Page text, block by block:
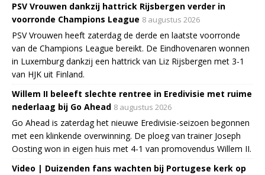
PSV Vrouwen dankzij hattrick Rijsbergen verder in
voorronde Champions League 8 augustus 2026
PSV Vrouwen heeft zaterdag de derde en laatste voorronde
van de Champions League bereikt. De Eindhovenaren wonnen
in Luxemburg dankzij een hattrick van Liz Rijsbergen met 3-1
van HJK uit Finland.
Willem II beleeft slechte rentree in Eredivisie met ruime
nederlaag bij Go Ahead 8 augustus 2026
Go Ahead is zaterdag het nieuwe Eredivisie-seizoen begonnen
met een klinkende overwinning. De ploeg van trainer Joseph
Oosting won in eigen huis met 4-1 van promovendus Willem II.
Video | Duizenden fans wachten bij Portugese kerk op